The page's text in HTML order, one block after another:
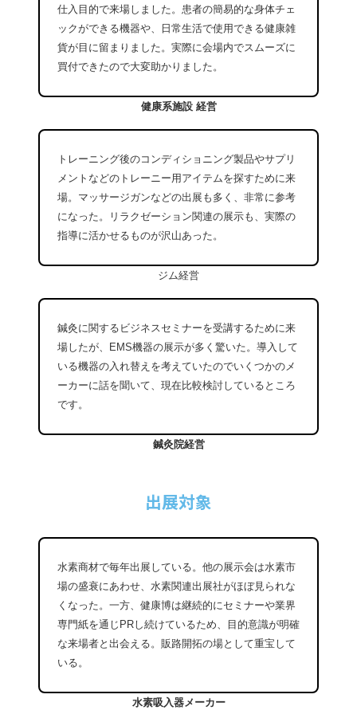
仕入目的で来場しました。患者の簡易的な身体チェ
ックができる機器や、日常生活で使用できる健康雑
貨が目に留まりました。実際に会場内でスムーズに
買付できたので大変助かりました。
健康系施設 経営
トレーニング後のコンディショニング製品やサプリ
メントなどのトレーニー用アイテムを探すために来
場。マッサージガンなどの出展も多く、非常に参考
になった。リラクゼーション関連の展示も、実際の
指導に活かせるものが沢山あった。
ジム経営
鍼灸に関するビジネスセミナーを受講するために来
場したが、EMS機器の展示が多く驚いた。導入して
いる機器の入れ替えを考えていたのでいくつかのメ
ーカーに話を聞いて、現在比較検討しているところ
です。
鍼灸院経営
出展対象
水素商材で毎年出展している。他の展示会は水素市
場の盛衰にあわせ、水素関連出展社がほぼ見られな
くなった。一方、健康博は継続的にセミナーや業界
専門紙を通じPRし続けているため、目的意識が明確
な来場者と出会える。販路開拓の場として重宝して
いる。
水素吸入器メーカー